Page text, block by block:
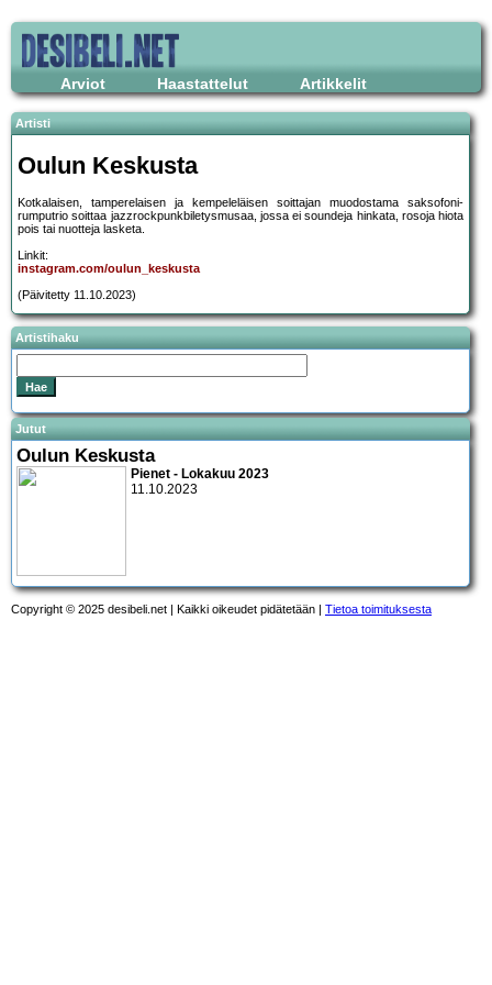
Arviot Haastattelut Artikkelit
Artisti
Oulun Keskusta
Kotkalaisen, tamperelaisen ja kempeleläisen soittajan muodostama saksofoni-
rumputrio soittaa jazzrockpunkbiletysmusaa, jossa ei soundeja hinkata, rosoja hiota
pois tai nuotteja lasketa.
Linkit:
instagram.com/oulun_keskusta
(Päivitetty 11.10.2023)
Artistihaku
Jutut
Oulun Keskusta
Pienet - Lokakuu 2023
11.10.2023
Copyright © 2025 desibeli.net | Kaikki oikeudet pidätetään | Tietoa toimituksesta